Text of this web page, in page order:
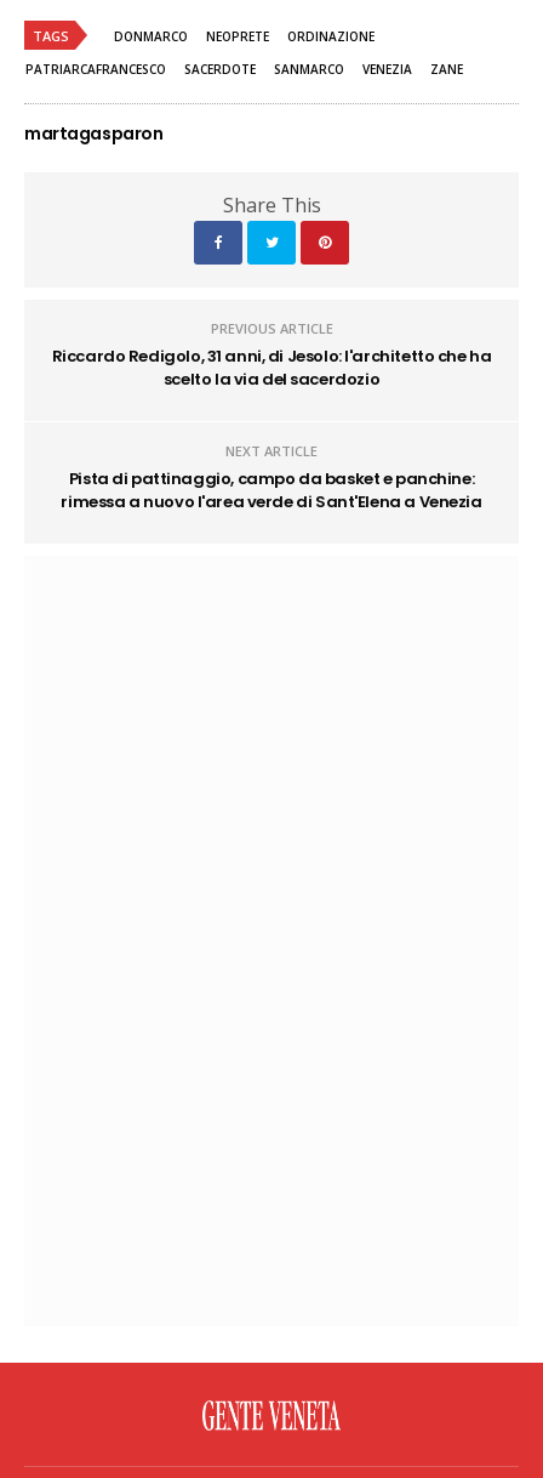
TAGS DONMARCO NEOPRETE
ORDINAZIONE
PATRIARCAFRANCESCO
SACERDOTE SANMARCO VENEZIA ZANE
martagasparon
Share This
PREVIOUS ARTICLE
Riccardo Redigolo, 31 anni, di Jesolo: l'architetto che ha
scelto la via del sacerdozio
NEXT ARTICLE
Pista di pattinaggio, campo da basket e panchine:
rimessa a nuovo l'area verde di Sant'Elena a Venezia